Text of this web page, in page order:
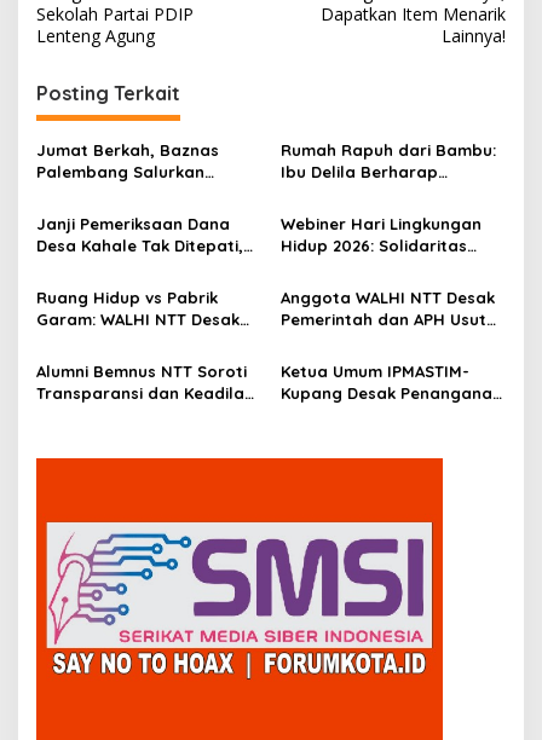
i
a
s
i
o
Sekolah Partai PDIP
Lenteng Agung
Dapatkan Item Menarik
Lainnya!
Posting Terkait
Jumat Berkah, Baznas
Palembang Salurkan
Kertapati
Rumah Rapuh dari Bambu:
Ibu Delila Berharap
Dinas Sosial
Janji Pemeriksaan Dana
Desa Kahale Tak Ditepati,
Keseriusan Kejati NTT
Webiner Hari Lingkungan
Hidup 2026: Solidaritas
Soroti Dampak Krisis Iklim
dan Ruang hidup di NTT
Ruang Hidup vs Pabrik
Garam: WALHI NTT Desak
Rote Ndao Berubah
Permanen
Anggota WALHI NTT Desak
Pemerintah dan APH Usut
Kayu Sonokeling Ilegal di
TTU
Alumni Bemnus NTT Soroti
Transparansi dan Keadilan
di Unkriswina Sumba
Ketua Umum IPMASTIM-
Kupang Desak Penanganan
Sumba